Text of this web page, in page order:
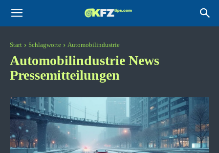
KFZtips.com
Start Schlagworte Automobilindustrie
Automobilindustrie News
Pressemitteilungen